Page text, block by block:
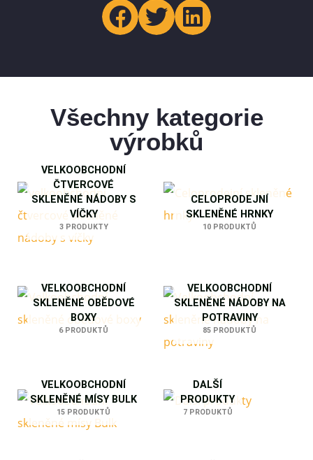
Všechny kategorie
výrobků
VELKOOBCHODNÍ
ČTVERCOVÉ
SKLENĚNÉ NÁDOBY S
VÍČKY
3 PRODUKTY
CELOPRODEJNÍ
SKLENĚNÉ HRNKY
10 PRODUKTŮ
VELKOOBCHODNÍ
SKLENĚNÉ OBĚDOVÉ
BOXY
6 PRODUKTŮ
VELKOOBCHODNÍ
SKLENĚNÉ NÁDOBY NA
POTRAVINY
85 PRODUKTŮ
VELKOOBCHODNÍ
SKLENĚNÉ MÍSY BULK
15 PRODUKTŮ
DALŠÍ
PRODUKTY
7 PRODUKTŮ